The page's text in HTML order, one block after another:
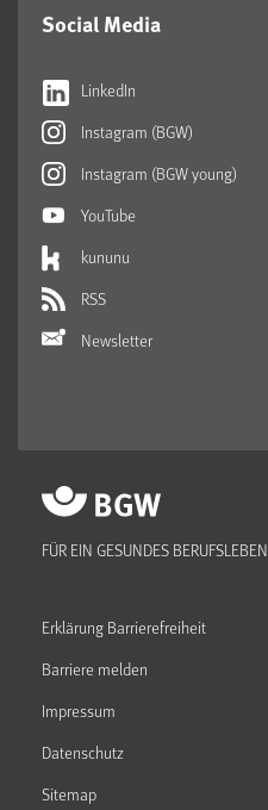
Social Media
LinkedIn
Instagram (BGW)
Instagram (BGW young)
YouTube
kununu
RSS
Newsletter
FÜR EIN GESUNDES BERUFSLEBEN
Erklärung Barrierefreiheit
Barriere melden
Impressum
Datenschutz
Sitemap